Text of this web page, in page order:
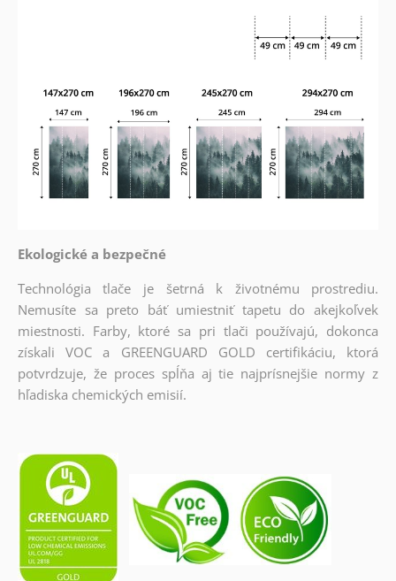
Ekologické a bezpečné
Technológia tlače je šetrná k životnému prostrediu.
Nemusíte sa preto báť umiestniť tapetu do akejkoľvek
miestnosti. Farby, ktoré sa pri tlači používajú, dokonca
získali VOC a GREENGUARD GOLD certifikáciu, ktorá
potvrdzuje, že proces spĺňa aj tie najprísnejšie normy z
hľadiska chemických emisií.